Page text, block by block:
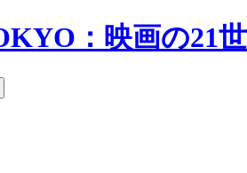
：映画の21